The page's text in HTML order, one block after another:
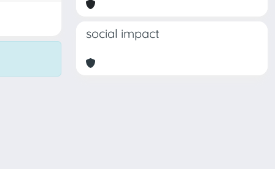
social impact